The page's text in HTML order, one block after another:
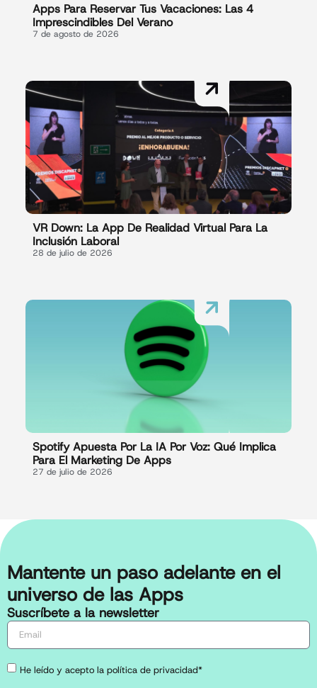
Apps Para Reservar Tus Vacaciones: Las 4
Imprescindibles Del Verano
7 de agosto de 2026
VR Down: La App De Realidad Virtual Para La
Inclusión Laboral
28 de julio de 2026
Spotify Apuesta Por La IA Por Voz: Qué Implica
Para El Marketing De Apps
27 de julio de 2026
Mantente un paso adelante en el
universo de las Apps
Suscríbete a la newsletter
He leído y acepto la política de privacidad*